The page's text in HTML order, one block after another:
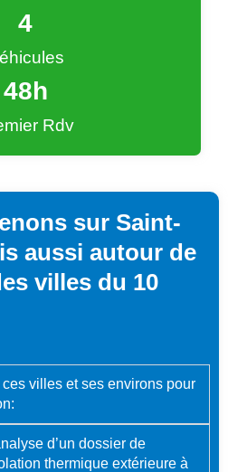
4
Rdv
48h
sur Saint-
aussi autour de
villes du 10
villes et ses environs pour
d’un dossier de
thermique extérieure à